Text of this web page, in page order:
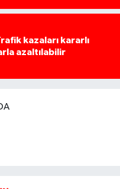
kazaları kararlı
azaltılabilir